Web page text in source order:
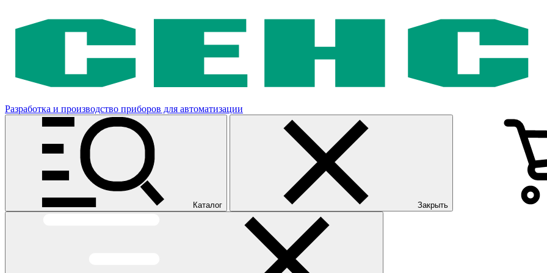
Разработка и производство приборов для автоматизации
Каталог Закрыть